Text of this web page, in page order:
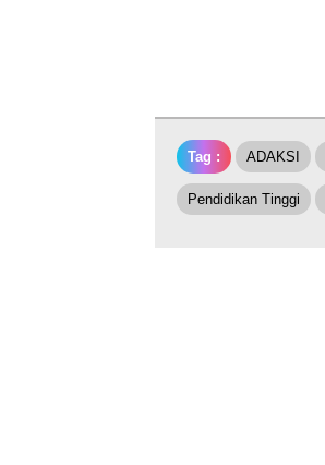
Tag : ADAKSI
Pendidikan Tinggi